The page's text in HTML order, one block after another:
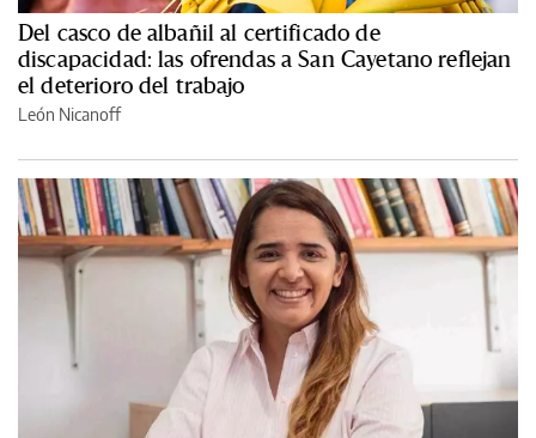
Del casco de albañil al certificado de
discapacidad: las ofrendas a San Cayetano reflejan
el deterioro del trabajo
León Nicanoff